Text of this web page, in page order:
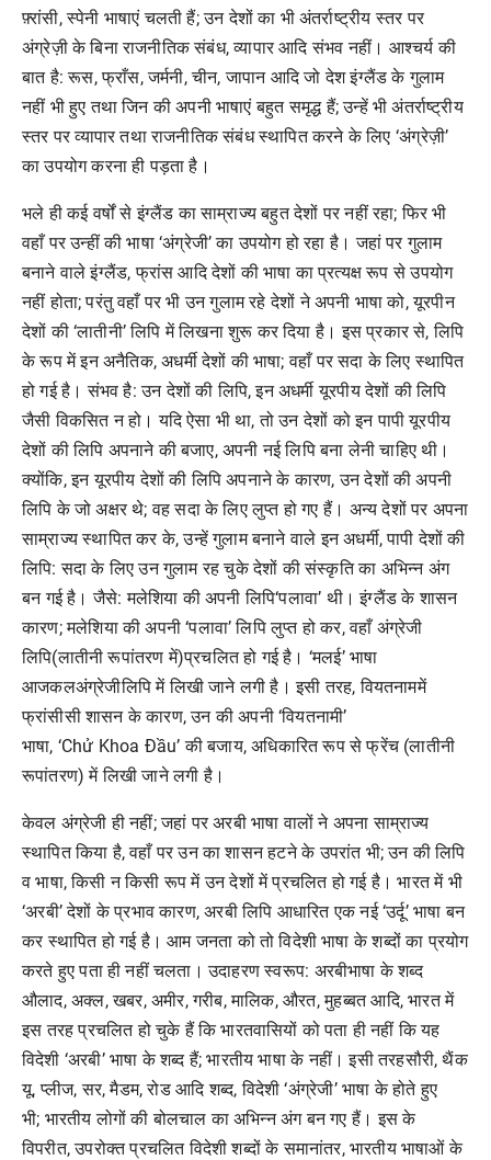
फ़्रांसी,स्पेनी भाषाएं चलती हैं;उन देशों का भी अंतर्राष्ट्रीय स्तर पर
अंग्रेज़ी के बिना राजनीतिक संबंध,व्यापार आदि संभव नहीं। आश्चर्य की
बात है:रूस,फ्राँस,जर्मनी,चीन,जापान आदि जो देश इंग्लैंड के गुलाम
नहीं भी हुए तथा जिन की अपनी भाषाएं बहुत समृद्ध हैं;उन्हें भी अंतर्राष्ट्रीय
स्तर पर व्यापार तथा राजनीतिक संबंध स्थापित करने के लिए ‘अंग्रेज़ी’
का उपयोग करना ही पड़ता है।
भले ही कई वर्षों से इंग्लैंड का साम्राज्य बहुत देशों पर नहीं रहा;फिर भी
वहाँ पर उन्हीं की भाषा‘अंग्रेजी’का उपयोग हो रहा है। जहां पर गुलाम
बनाने वाले इंग्लैंड,फ्रांस आदि देशों की भाषा का प्रत्यक्ष रूप से उपयोग
नहीं होता;परंतु वहाँ पर भी उन गुलाम रहे देशों ने अपनी भाषा को,यूरपीन
देशों की‘लातीनी’लिपि में लिखना शुरू कर दिया है। इस प्रकार से,लिपि
के रूप में इन अनैतिक,अधर्मी देशों की भाषा;वहाँ पर सदा के लिए स्थापित
हो गई है। संभव है:उन देशों की लिपि,इन अधर्मी यूरपीय देशों की लिपि
जैसी विकसित न हो। यदि ऐसा भी था,तो उन देशों को इन पापी यूरपीय
देशों की लिपि अपनाने की बजाए,अपनी नई लिपि बना लेनी चाहिए थी।
क्योंकि,इन यूरपीय देशों की लिपि अपनाने के कारण,उन देशों की अपनी
लिपि के जो अक्षर थे;वह सदा के लिए लुप्त हो गए हैं। अन्य देशों पर अपना
साम्राज्य स्थापित कर के,उन्हें गुलाम बनाने वाले इन अधर्मी,पापी देशों की
लिपि:सदा के लिए उन गुलाम रह चुके देशों की संस्कृति का अभिन्न अंग
बन गई है। जैसे:मलेशिया की अपनी लिपि‘पलावा’ थी। इंग्लैंड के शासन
कारण;मलेशिया की अपनी ‘पलावा’लिपि लुप्त हो कर,वहाँ अंग्रेजी
लिपि(लातीनी रूपांतरण में)प्रचलित हो गई है। ‘मलई’भाषा
आजकलअंग्रेजीलिपि में लिखी जाने लगी है। इसी तरह,वियतनाममें
फ्रांसीसी शासन के कारण,उन की अपनी‘वियतनामी’
भाषा, ‘Chử Khoa Đầu’की बजाय,अधिकारित रूप से फ्रेंच (लातीनी
रूपांतरण)में लिखी जाने लगी है।
केवल अंग्रेजी ही नहीं;जहां पर अरबी भाषा वालों ने अपना साम्राज्य
स्थापित किया है,वहाँ पर उन का शासन हटने के उपरांत भी;उन की लिपि
व भाषा,किसी न किसी रूप में उन देशों में प्रचलित हो गई है। भारत में भी
‘अरबी’देशों के प्रभाव कारण,अरबी लिपि आधारित एक नई‘उर्दू’ भाषा बन
कर स्थापित हो गई है। आम जनता को तो विदेशी भाषा के शब्दों का प्रयोग
करते हुए पता ही नहीं चलता। उदाहरण स्वरूप: अरबीभाषा के शब्द
औलाद,अक्ल,खबर,अमीर,गरीब,मालिक,औरत,मुहब्बत आदि,भारत में
इस तरह प्रचलित हो चुके हैं कि भारतवासियों को पता ही नहीं कि यह
विदेशी ‘अरबी’भाषा के शब्द हैं;भारतीय भाषा के नहीं। इसी तरहसौरी,थैंक
यू,प्लीज,सर,मैडम,रोड आदि शब्द,विदेशी ‘अंग्रेजी’ भाषा के होते हुए
भी; भारतीय लोगों की बोलचाल का अभिन्न अंग बन गए हैं। इस के
विपरीत,उपरोक्त प्रचलित विदेशी शब्दों के समानांतर,भारतीय भाषाओं के